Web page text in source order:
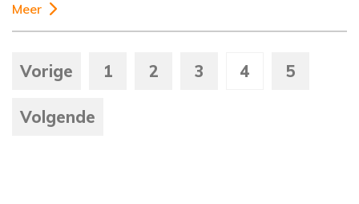
Meer
Vorige 1 2 3 4 5
Volgende